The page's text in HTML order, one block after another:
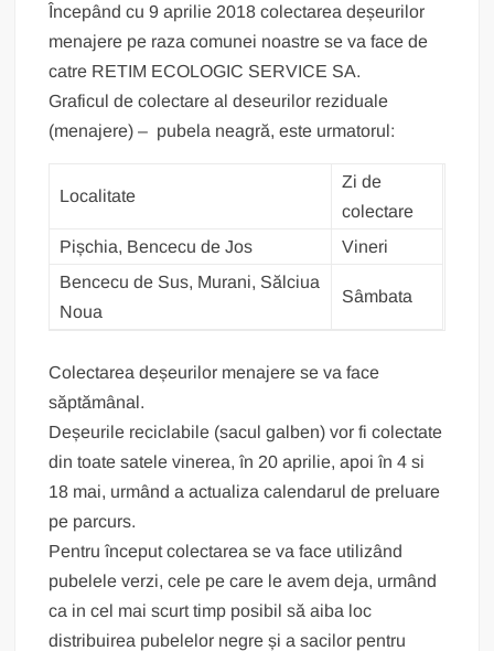
Începând cu 9 aprilie 2018 colectarea deșeurilor
menajere pe raza comunei noastre se va face de
catre RETIM ECOLOGIC SERVICE SA.
Graficul de colectare al deseurilor reziduale
(menajere) – pubela neagră, este urmatorul:
Localitate
Zi de
colectare
Pișchia, Bencecu de Jos
Vineri
Bencecu de Sus, Murani, Sălciua
Noua
Sâmbata
Colectarea deșeurilor menajere se va face
săptămânal.
Deșeurile reciclabile (sacul galben) vor fi colectate
din toate satele vinerea, în 20 aprilie, apoi în 4 si
18 mai, urmând a actualiza calendarul de preluare
pe parcurs.
Pentru început colectarea se va face utilizând
pubelele verzi, cele pe care le avem deja, urmând
ca in cel mai scurt timp posibil să aiba loc
distribuirea pubelelor negre și a sacilor pentru